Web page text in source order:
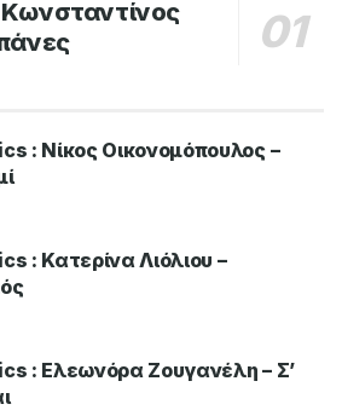
Κωνσταντίνος
: Νίκος Οικονομόπουλος –
: Κατερίνα Λιόλιου –
: Ελεωνόρα Ζουγανέλη – Σ’